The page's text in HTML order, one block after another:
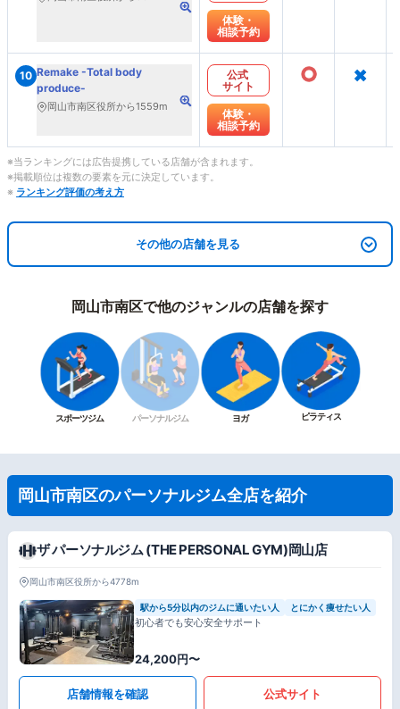
体験・
相談予約
10 Remake -Total body
produce-
岡山市南区役所から1559m
公式
サイト
体験・
相談予約
○ ×
※当ランキングには広告提携している店舗が含まれます。
※掲載順位は複数の要素を元に決定しています。
※ ランキング評価の考え方
その他の店舗を見る
岡山市南区で他のジャンルの店舗を探す
スポーツジム パーソナルジム ヨガ ピラティス
岡山市南区のパーソナルジム全店を紹介
ザ パーソナルジム (THE PERSONAL GYM)岡山店
岡山市南区役所から4778m
駅から5分以内のジムに通いたい人 とにかく痩せたい人
初心者でも安心安全サポート
24,200円〜
店舗情報を確認 公式サイト